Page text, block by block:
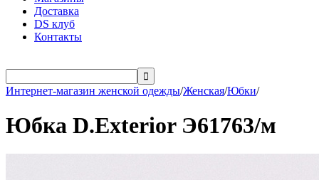
Доставка
DS клуб
Контакты

Интернет-магазин женской одежды/Женская/Юбки/
Юбка D.Exterior Э61763/м